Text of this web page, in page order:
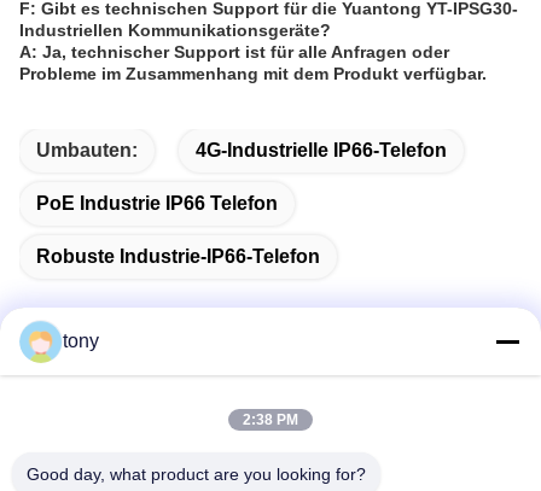
F: Gibt es technischen Support für die Yuantong YT-IPSG30-
Industriellen Kommunikationsgeräte?
A: Ja, technischer Support ist für alle Anfragen oder
Probleme im Zusammenhang mit dem Produkt verfügbar.
Umbauten: 4G-Industrielle IP66-Telefon
PoE Industrie IP66 Telefon
Robuste Industrie-IP66-Telefon
Schnelle Kontaktaufnahme
Adresse
tony
2:38 PM
Good day, what product are you looking for?